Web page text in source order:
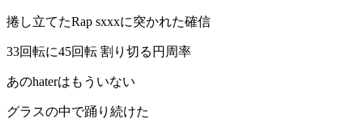
捲し立てたRap sxxxに突かれた確信
33回転に45回転 割り切る円周率
あのhaterはもういない
グラスの中で踊り続けた